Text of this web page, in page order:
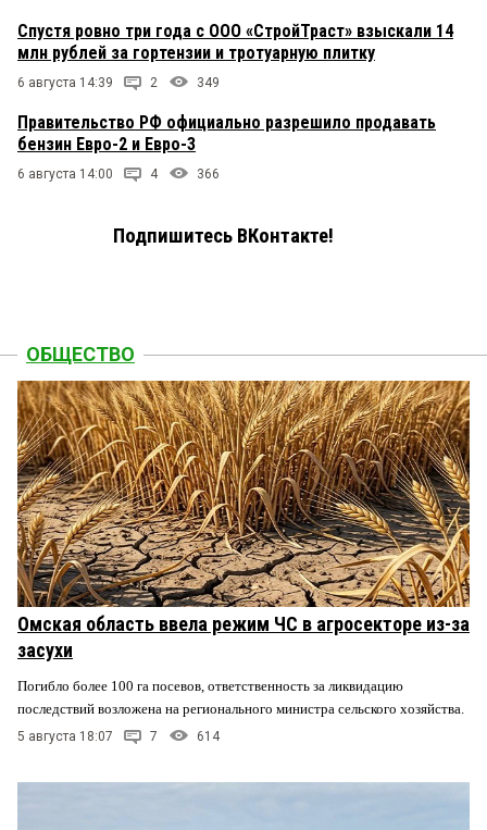
Спустя ровно три года с ООО «СтройТраст» взыскали 14
млн рублей за гортензии и тротуарную плитку
6 августа 14:39 2 349
Правительство РФ официально разрешило продавать
бензин Евро-2 и Евро-3
6 августа 14:00 4 366
Подпишитесь ВКонтакте!
ОБЩЕСТВО
Омская область ввела режим ЧС в агросекторе из-за
засухи
Погибло более 100 га посевов, ответственность за ликвидацию
последствий возложена на регионального министра сельского хозяйства.
5 августа 18:07 7 614